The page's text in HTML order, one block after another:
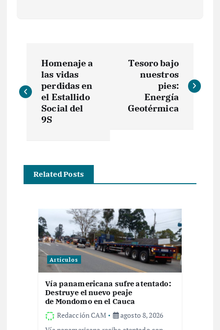
a
v
Homenaje a
las vidas
perdidas en
el Estallido
Social del
9S
Tesoro bajo
nuestros
pies:
Energía
Geotérmica
Related Posts
Artículos
Vía panamericana sufre atentado:
Destruye el nuevo peaje
de Mondomo en el Cauca
Redacción CAM
agosto 8, 2026